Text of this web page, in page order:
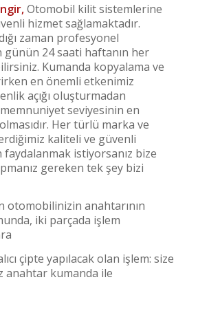
Otomobil kilit sistemlerine
hizmet sağlamaktadır.
zaman profesyonel
24 saati haftanın her
Kumanda kopyalama ve
en önemli etkenimiz
açığı oluşturmadan
seviyesinin en
Her türlü marka ve
kaliteli ve güvenli
istiyorsanız bize
gereken tek şey bizi
otomobilinizin anahtarının
iki parçada işlem
çipte yapılacak olan işlem: size
anahtar kumanda ile